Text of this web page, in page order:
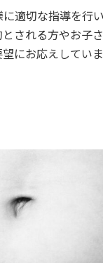
適切な指導を行
される方やお子
にお応えしていま